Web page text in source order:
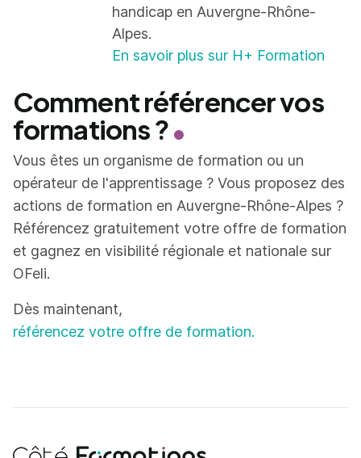
handicap en Auvergne-Rhône-
Alpes.
En savoir plus sur H+ Formation
Comment référencer vos
formations ?
Vous êtes un organisme de formation ou un
opérateur de l'apprentissage ? Vous proposez des
actions de formation en Auvergne-Rhône-Alpes ?
Référencez gratuitement votre offre de formation
et gagnez en visibilité régionale et nationale sur
OFeli.
Dès maintenant,
référencez votre offre de formation.